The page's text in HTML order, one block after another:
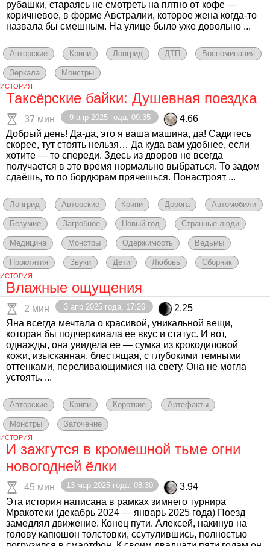
рубашки, стараясь не смотреть на пятно от кофе —
коричневое, в форме Австралии, которое жена когда-то
назвала бы смешным. На улице было уже довольно ...
Авторские Крипи Лонгрид ДТП Воспоминания
Зеркала Монстры
ИСТОРИЯ
Таксёрские байки: Душевная поездка
37 мин 9 апр 2025 года, 09:35
4.66
Добрый день! Да-да, это я ваша машина, да! Садитесь
скорее, тут стоять нельзя… Да куда вам удобнее, если
хотите — то спереди. Здесь из дворов не всегда
получается в это время нормально выбраться. То задом
сдаёшь, то по бордюрам прячешься. Понастроят ...
Лонгрид Авторские Крипи Дорога Автомобили
Безумие Загробное Новый год Странные люди
Медицина Монстры Одержимость Ведьмы
Проклятия Звуки Дети Любовь Сборник
ИСТОРИЯ
Влажные ощущения
2 мин 3 апр 2025 года, 17:26
2.25
Яна всегда мечтала о красивой, уникальной вещи,
которая бы подчеркивала ее вкус и статус. И вот,
однажды, она увидела ее — сумка из крокодиловой
кожи, изысканная, блестящая, с глубокими темными
оттенками, переливающимися на свету. Она не могла
устоять. ...
Авторские Крипи Короткие Артефакты
Монстры Заточение
ИСТОРИЯ
И зажгутся в кромешной тьме огни
новогодней ёлки
45 мин 13 мар 2025 года, 08:30
3.94
Эта история написана в рамках зимнего турнира
Мракотеки (декабрь 2024 — январь 2025 года) Поезд
замедлял движение. Конец пути. Алексей, накинув на
голову капюшон толстовки, ссутулившись, полностью